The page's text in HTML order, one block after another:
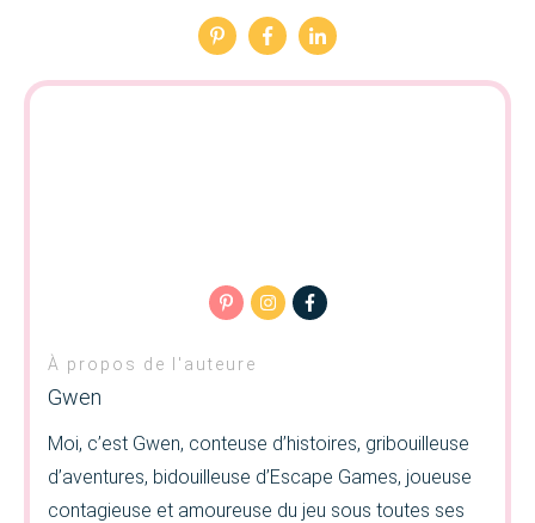
À propos de l'auteure
Gwen
Moi, c’est Gwen, conteuse d’histoires, gribouilleuse
d’aventures, bidouilleuse d’Escape Games, joueuse
contagieuse et amoureuse du jeu sous toutes ses